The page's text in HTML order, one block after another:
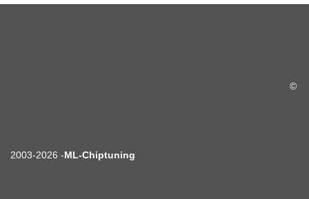
©
2003-2026 -ML-Chiptuning